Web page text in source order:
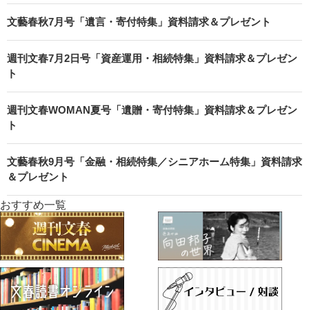
文藝春秋7月号「遺言・寄付特集」資料請求＆プレゼント
週刊文春7月2日号「資産運用・相続特集」資料請求＆プレゼン
ト
週刊文春WOMAN夏号「遺贈・寄付特集」資料請求＆プレゼン
ト
文藝春秋9月号「金融・相続特集／シニアホーム特集」資料請求
＆プレゼント
おすすめ一覧